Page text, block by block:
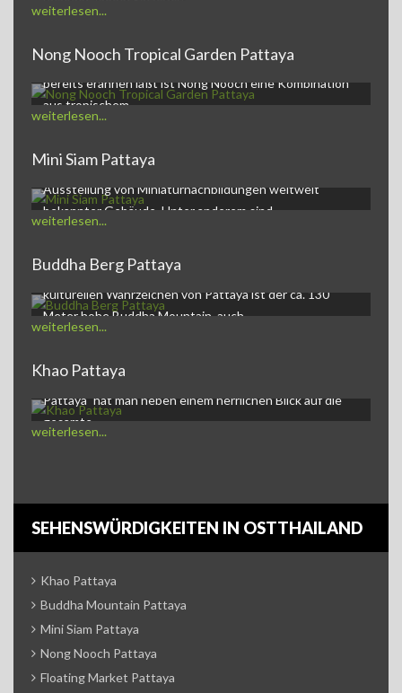
weiterlesen...
Nong Nooch Tropical Garden Pattaya
Nong Nooch Tropical Garden and Resortwie der Name
bereits erahnen läßt ist Nong Nooch eine Kombination
aus tropischem…
weiterlesen...
Mini Siam Pattaya
Mini Siam Pattaya - Themenpark Mini Siam ist eine
Ausstellung von Miniaturnachbildungen weltweit
bekannter Gebäude. Unter anderem sind…
weiterlesen...
Buddha Berg Pattaya
Buddha Mountain PattayaEines der auffälligsten,
kulturellen Wahrzeichen von Pattaya ist der ca. 130
Meter hohe Buddha Mountain, auch…
weiterlesen...
Khao Pattaya
Khao Pattaya und goldener BuddhaAuf dem Berg "Khao
Pattaya" hat man neben einem herrlichen Blick auf die
gesamte…
weiterlesen...
SEHENSWÜRDIGKEITEN IN OSTTHAILAND
Khao Pattaya
Buddha Mountain Pattaya
Mini Siam Pattaya
Nong Nooch Pattaya
Floating Market Pattaya